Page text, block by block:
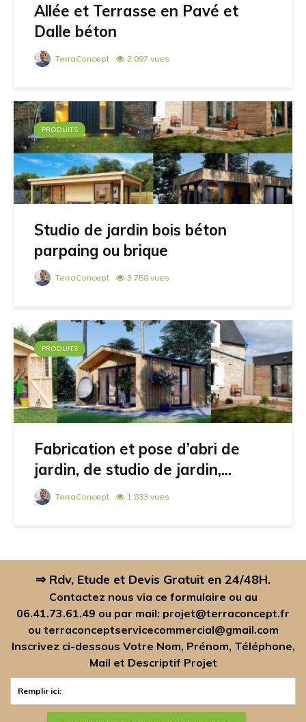
Allée et Terrasse en Pavé et
Dalle béton
TerraConcept 2 097 vues
PRODUITS
Studio de jardin bois béton
parpaing ou brique
TerraConcept 3 758 vues
PRODUITS
Fabrication et pose d’abri de
jardin, de studio de jardin,...
TerraConcept 1 833 vues
⇒ Rdv, Etude et Devis Gratuit en 24/48H.
Contactez nous via ce formulaire ou au
06.41.73.61.49 ou par mail: projet@terraconcept.fr
ou terraconceptservicecommercial@gmail.com
Inscrivez ci-dessous Votre Nom, Prénom, Téléphone,
Mail et Descriptif Projet